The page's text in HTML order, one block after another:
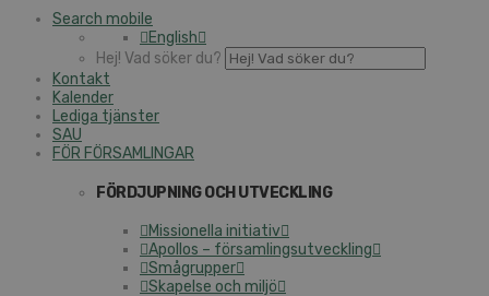
Search mobile
English
Hej! Vad söker du?
Kontakt
Kalender
Lediga tjänster
SAU
FÖR FÖRSAMLINGAR
FÖRDJUPNING OCH UTVECKLING
Missionella initiativ
Apollos – församlingsutveckling
Smågrupper
Skapelse och miljö